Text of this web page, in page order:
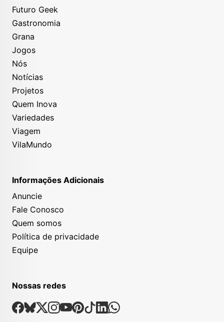
Futuro Geek
Gastronomia
Grana
Jogos
Nós
Notícias
Projetos
Quem Inova
Variedades
Viagem
VilaMundo
Informações Adicionais
Anuncie
Fale Conosco
Quem somos
Política de privacidade
Equipe
Nossas redes
Nossas Redes Sociais
Facebook
Bsky
X Instagram
Youtube
Pinterest
TiktokLinkedin
Whatsapp